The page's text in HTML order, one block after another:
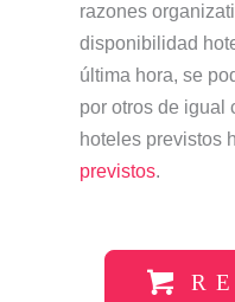
razones
disponibilidad
última hora, se
por otros de igual
hoteles previstos
previstos.